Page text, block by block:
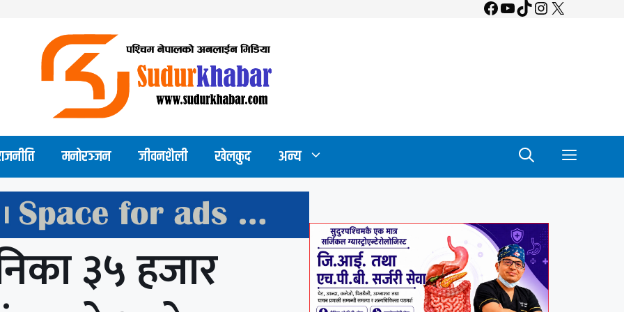
Facebook
YouTube
TikTok
Instagram
X
मनोरञ्जन जीवनशैली खेलकुद अन्य
३५ हजार